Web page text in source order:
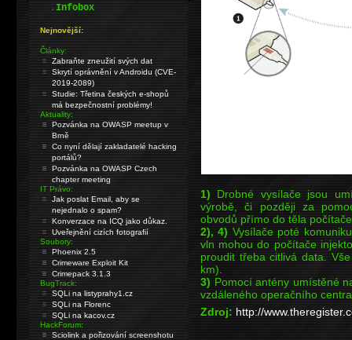
1) Drobné vysílače jsou
výrobě, či později za
obvodů přímo do těla
2), 4) Vysílače poté
vln mohou do počítače
proudit třeba citlivá data.
km).
3) Pomocí antény umístěné
vzdáleného operačního
Zdroj: http://
.Infobox
Nejnovější:
Články:
Zabraňte zneužití svých dat
Skrytí oprávnění v Androidu (CVE-
2019-2089)
Studie: Třetina českých e-shopů
má bezpečnostní problémy!
Aktuality:
Pozvánka na OWASP meetup v
Brně
Co nyní dělají zakladatelé hacking
portálů?
Pozvánka na OWASP Czech
chapter meeting
IT Právo:
Jak poslat Email, aby se
nejednalo o spam?
Konverzace na ICQ jako důkaz.
Uveřejnění cizích fotografií
Soubory:
Phoenix 2.5
Crimeware Exploit Kit
Crimepack 3.1.3
BugTrack:
SQLi na listyprahy1.cz
SQLi na Florenc
SQLi na kacov.cz
HackForum:
Sciolink a pořizování screenshotu